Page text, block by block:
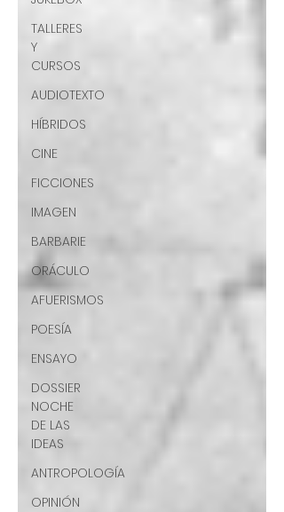
TALLERES
Y
CURSOS
AUDIOTEXTO
HÍBRIDOS
CINE
FICCIONES
IMAGEN
BARBARIE
ORÁCULO
AFUERISMOS
POESÍA
ENSAYO
DOSSIER
NOCHE
DE LAS
IDEAS
ANTROPOLOGÍA
OPINIÓN